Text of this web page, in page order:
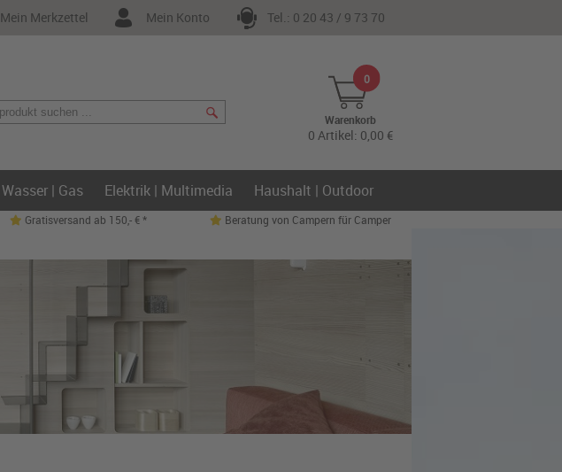
Tel.: 0 20 43 / 9 73 70
Mein Konto
Mein Merkzettel
0
Warenkorb
0 Artikel: 0,00 €
Wasser | Gas Elektrik | Multimedia Haushalt | Outdoor
Gratisversand ab 150,- € * Beratung von Campern für Camper